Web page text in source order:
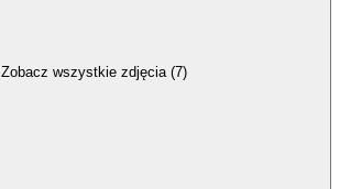
Zobacz wszystkie zdjęcia (7)